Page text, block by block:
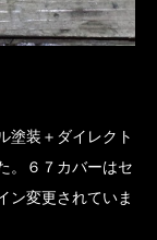
塗装＋ダイレクト
。６７カバーはセ
ン変更されていま